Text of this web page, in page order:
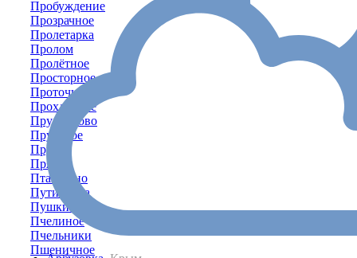
Пробуждение
Прозрачное
Пролетарка
Пролом
Пролётное
Просторное
Проточное
Прохладное
Прудниково
Прудовое
Пруды
Прямое
Пташкино
Путиловка
Пушкино
Пчелиное
Пчельники
Пшеничное